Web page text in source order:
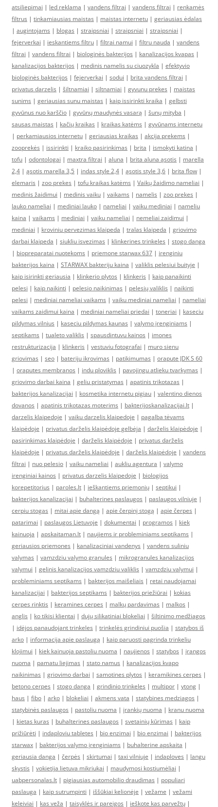
atsiliepimai | led reklama | vandens filtrai | vandens filtrai | renkamės
filtrus | tinkamiausias maistas | maistas internetu | geriausias ėdalas
| augintojams | blogas | straipsniai | straipsniai | straipsniai |
fejerverkai | ieskantiems filtru | filtrai namui | filtru nauda | vandens
filtrai | vandens filtrai | biologinės bakterijos | kanalizacijos kvapas |
kanalizacijos bakterijos | medinis namelis su ciuozykla | efektyvio
biologinės bakterijos | fejerverkai | sodui | brita vandens filtrai |
privatus darzelis | šiltnamiai | siltnamiai | gyvunu prekes | maistas
sunims | geriausias sunu maistas | kaip issirinkti kraika | gelbsti
gyvūnus nuo karščio | gyvūnų maudynės vasarą | šunų mityba |
sausas maistas | kačių kraikas | kraikas katėms | gyvūnams internetu
| perkamiausios internetu | geriausias kraikas | akcija prekems |
zooprekės | issirinkti | kraiko pasirinkimas | brita | ismokyti katina |
tofu | odontologai | maxtra filtrai | aluna | brita aluna ąsotis | marella
2,4 | ąsotis marella 3,5 | indas style 2,4 | ąsotis style 3,6 | brita flow |
elemaris | zoo prekes | tofu kraikas katėms | Vaikų žaidimo nameliai |
medinis žaidimui | medinis vaiku | vaikams | namelis | zoo prekes |
lauko nameliai | mediniai lauko | nameliai | vaiku mediniai | nameliu
kaina | vaikams | mediniai | vaiku nameliai | nemeliai zaidimui |
mediniai | kroviniu pervezimas klaipeda | tralas klaipeda | griovimo
darbai klaipeda | siukliu isvezimas | klinkerines trinkeles | stogo danga
| biopreparatai nuotekoms | priemone starwax 637 | irenginiu
bakterijos kaina | STARWAX bakteriju kaina | valiklis pelesiui buityje |
kaip isirinkti geriausia | klinkerio plytos | klinkeris | kaip panaikinti
pelesi | kaip naikinti | pelesio naikinimas | pelesių valiklis | naikinti
pelesi | mediniai nameliai vaikams | vaiku mediniai nameliai | nameliai
vaikams zaidimui kaina | mediniai nameliai priedai | toneriai | kaseciu
pildymas vilnius | kaseciu pildymas kaunas | valymo įrenginiams |
septikams | tualeto valiklis | spausdintuvu kainos | imones
restrukturizacija | klinkeris | vestuviu fotografai | muro sienu
griovimas | seo | bateriju ikrovimas | patikimumas | orapute JDK S 60
| oraputes membranos | indu ploviklis | pavojingu atlieku tvarkymas |
griovimo darbai kaina | geliu pristatymas | apatinis trikotazas |
bakterijos kanalizacijai | kosmetika internetu pigiau | valentino dienos
dovanos | apatinis trikotazas moterims | bakterijoskanalizacijai.lt |
darzelis klaipedoje | vaiku darzelis klaipedoje | pagalba tėvams
klaipėdoje | privatus darželis klaipėdoje gelbėja | darželis klaipėdoje |
pasirinkimas klaipėdoje | darželis klaipėdoje | privatus darželis
klaipėdoje | privatus darželis klaipėdoje | darželis klaipėdoje | vandens
filtrai | nuo pelesio | vaiku nameliai | aukliu agentura | valymo
irenginiai kainos | privatus darzelis klaipedoje | biologijos
korepetitorius | paroles.lt | ieškantiems priemonių | septikui |
bakterijos kanalizacijai | buhalterines paslaugos | paslaugos vilniuje |
cerpiu stogas | mitai apie dangą | apie čerpinį stogą | apie čerpes |
patarimai | paslaugos Lietuvoje | dokumentai | programos | kiek
kainuoja | apskaitaman.lt | naujiems ir probleminiams septikams |
geriausios priemones | kanalizaciniai vandenys | vandens suliniu
valymas | vamzdziu valymo granules | mikrogranules kanalizacijos
valymui | gelinis kanalizacijos vamzdziu valiklis | vamzdziu valymui |
probleminiams septikams | bakterijos maišeliais | retai naudojamai
kanalizacijai | bakterijos septikams | bakterijos priežiūrai | kokias
cerpes rinktis | keramines cerpes | malkų pardavimas | malkos |
anglis | ko tikisi klientai | dujų silikatiniai blokeliai | šiltinimo medžiagos
| idėjos panaudojant trinkeles | trinkelės grindiniui puošia | statybos iš
arko | informacija apie paslaugą | kaip paruosti pagrinda trinkeliu
klojimui | kiek kainuoja pastoliu nuoma | naujienos | statybos | įrangos
nuoma | pamatu liejimas | stato namus | kanalizacijos kvapo
naikinimas | griovimo darbai | samotines plytos | keramikines cerpes |
betono cerpes | stogo danga | grindinio trinkeles | multipor | ytong |
haus | fibo | arko | blokeliai | akmens vata | statybines medziagos |
statybinės paslaugos | pastoliu nuoma | įrankių nuoma | kranu nuoma
| kietas kuras | buhalterines paslaugos | svetainių kūrimas | kaip
prižiūrėti | indaploviu tabletes | bio enzimai | bio enzimai | bakterijos
starwax | bakterijos valymo įrenginiams | buhalterine apskaita |
geriausia danga | čerpės | skirtumai | taxi vilniuje | indaploves | langu
skystis | vokietija lietuva mikriukai | maudymosi kostiumėliai |
uabpersonalas.lt | pigiausias automobilio draudimas | populiari
paslauga | kaip sutrumpinti | iššūkiai kelionėje | vežame | vežami
keleiviai | kas veža | taisyklės ir pareigos | ieškote kas parvežtų |